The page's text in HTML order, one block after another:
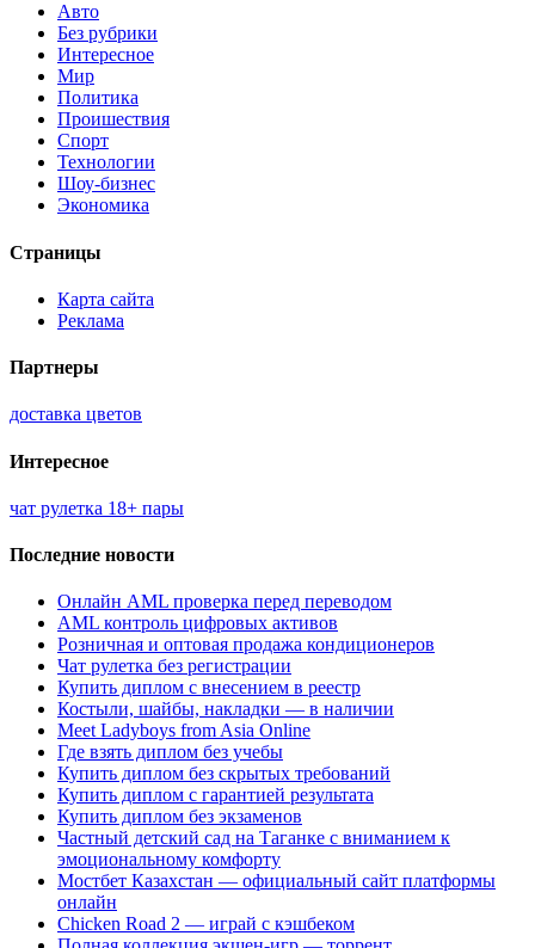
Авто
Без рубрики
Интересное
Мир
Политика
Проишествия
Спорт
Технологии
Шоу-бизнес
Экономика
Страницы
Карта сайта
Реклама
Партнеры
доставка цветов
Интересное
чат рулетка 18+ пары
Последние новости
Онлайн AML проверка перед переводом
AML контроль цифровых активов
Розничная и оптовая продажа кондиционеров
Чат рулетка без регистрации
Купить диплом с внесением в реестр
Костыли, шайбы, накладки — в наличии
Meet Ladyboys from Asia Online
Где взять диплом без учебы
Купить диплом без скрытых требований
Купить диплом с гарантией результата
Купить диплом без экзаменов
Частный детский сад на Таганке с вниманием к
эмоциональному комфорту
Мостбет Казахстан — официальный сайт платформы
онлайн
Chicken Road 2 — играй с кэшбеком